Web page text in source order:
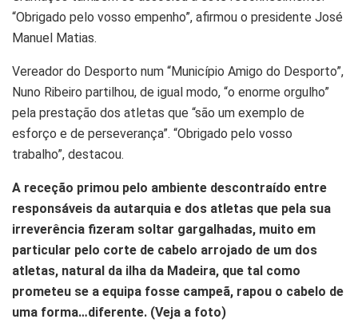
“Obrigado pelo vosso empenho”, afirmou o presidente José
Manuel Matias.
Vereador do Desporto num “Município Amigo do Desporto”,
Nuno Ribeiro partilhou, de igual modo, “o enorme orgulho”
pela prestação dos atletas que “são um exemplo de
esforço e de perseverança”. “Obrigado pelo vosso
trabalho”, destacou.
A receção primou pelo ambiente descontraído entre
responsáveis da autarquia e dos atletas que pela sua
irreverência fizeram soltar gargalhadas, muito em
particular pelo corte de cabelo arrojado de um dos
atletas, natural da ilha da Madeira, que tal como
prometeu se a equipa fosse campeã, rapou o cabelo de
uma forma…diferente. (Veja a foto)